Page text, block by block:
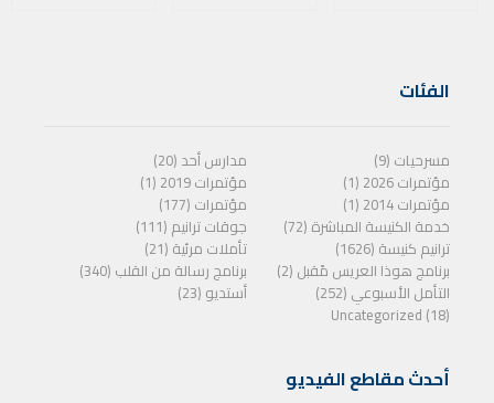
الفئات
مسرحيات (9)
مدارس أحد (20)
مؤتمرات 2026 (1)
مؤتمرات 2019 (1)
مؤتمرات 2014 (1)
مؤتمرات (177)
خدمة الكنيسة المباشرة (72)
جوقات ترانيم (111)
ترانيم كنيسة (1626)
تأملات مرئية (21)
برنامج هوذا العريس مًقبل (2)
برنامج رسالة من القلب (340)
التأمل الأسبوعي (252)
أستديو (23)
Uncategorized (18)
أحدث مقاطع الفيديو